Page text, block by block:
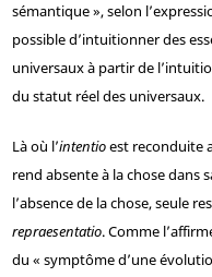
sémantique », selon
possible d’intuitionner des
universaux à partir de
du statut réel des universaux.
Là où l’intentioest reconduite
rend absente à la chose dans
l’absence de la chose, seule
repraesentatio. Comme
du « symptôme d’une